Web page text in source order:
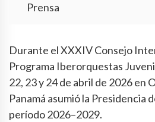
Prensa
Durante el XXXIV Consejo
Programa Iberorquestas
22, 23 y 24 de abril de 2026 en
Panamá asumió la Presidencia
período 2026–2029.